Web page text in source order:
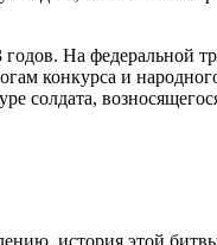
На федеральной
конкурса и
солдата,
история этой битвы